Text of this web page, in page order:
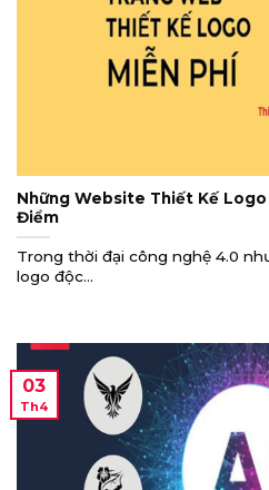
Những Website Thiết Kế Logo
Điểm
Trong thời đại công nghệ 4.0
logo độc...
03
Th4